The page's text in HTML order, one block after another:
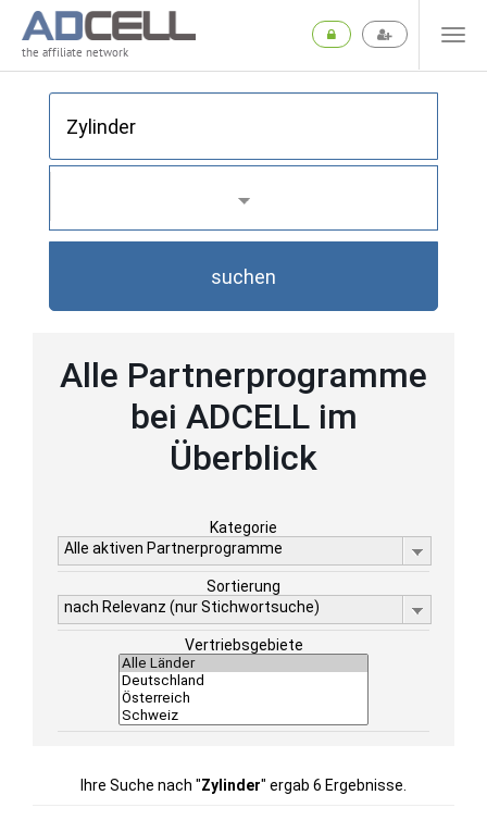
the affiliate network
suchen
Alle Partnerprogramme
bei ADCELL im
Überblick
Kategorie
Alle aktiven Partnerprogramme
Sortierung
nach Relevanz (nur Stichwortsuche)
Vertriebsgebiete
Ihre Suche nach "Zylinder" ergab 6 Ergebnisse.